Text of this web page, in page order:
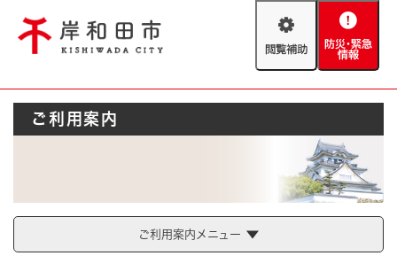
閲
助
防
緊
情
報
Foreign language
防災・緊急情報
AED設置箇所
とじる
ご利用案内
ご利用案内メニュー